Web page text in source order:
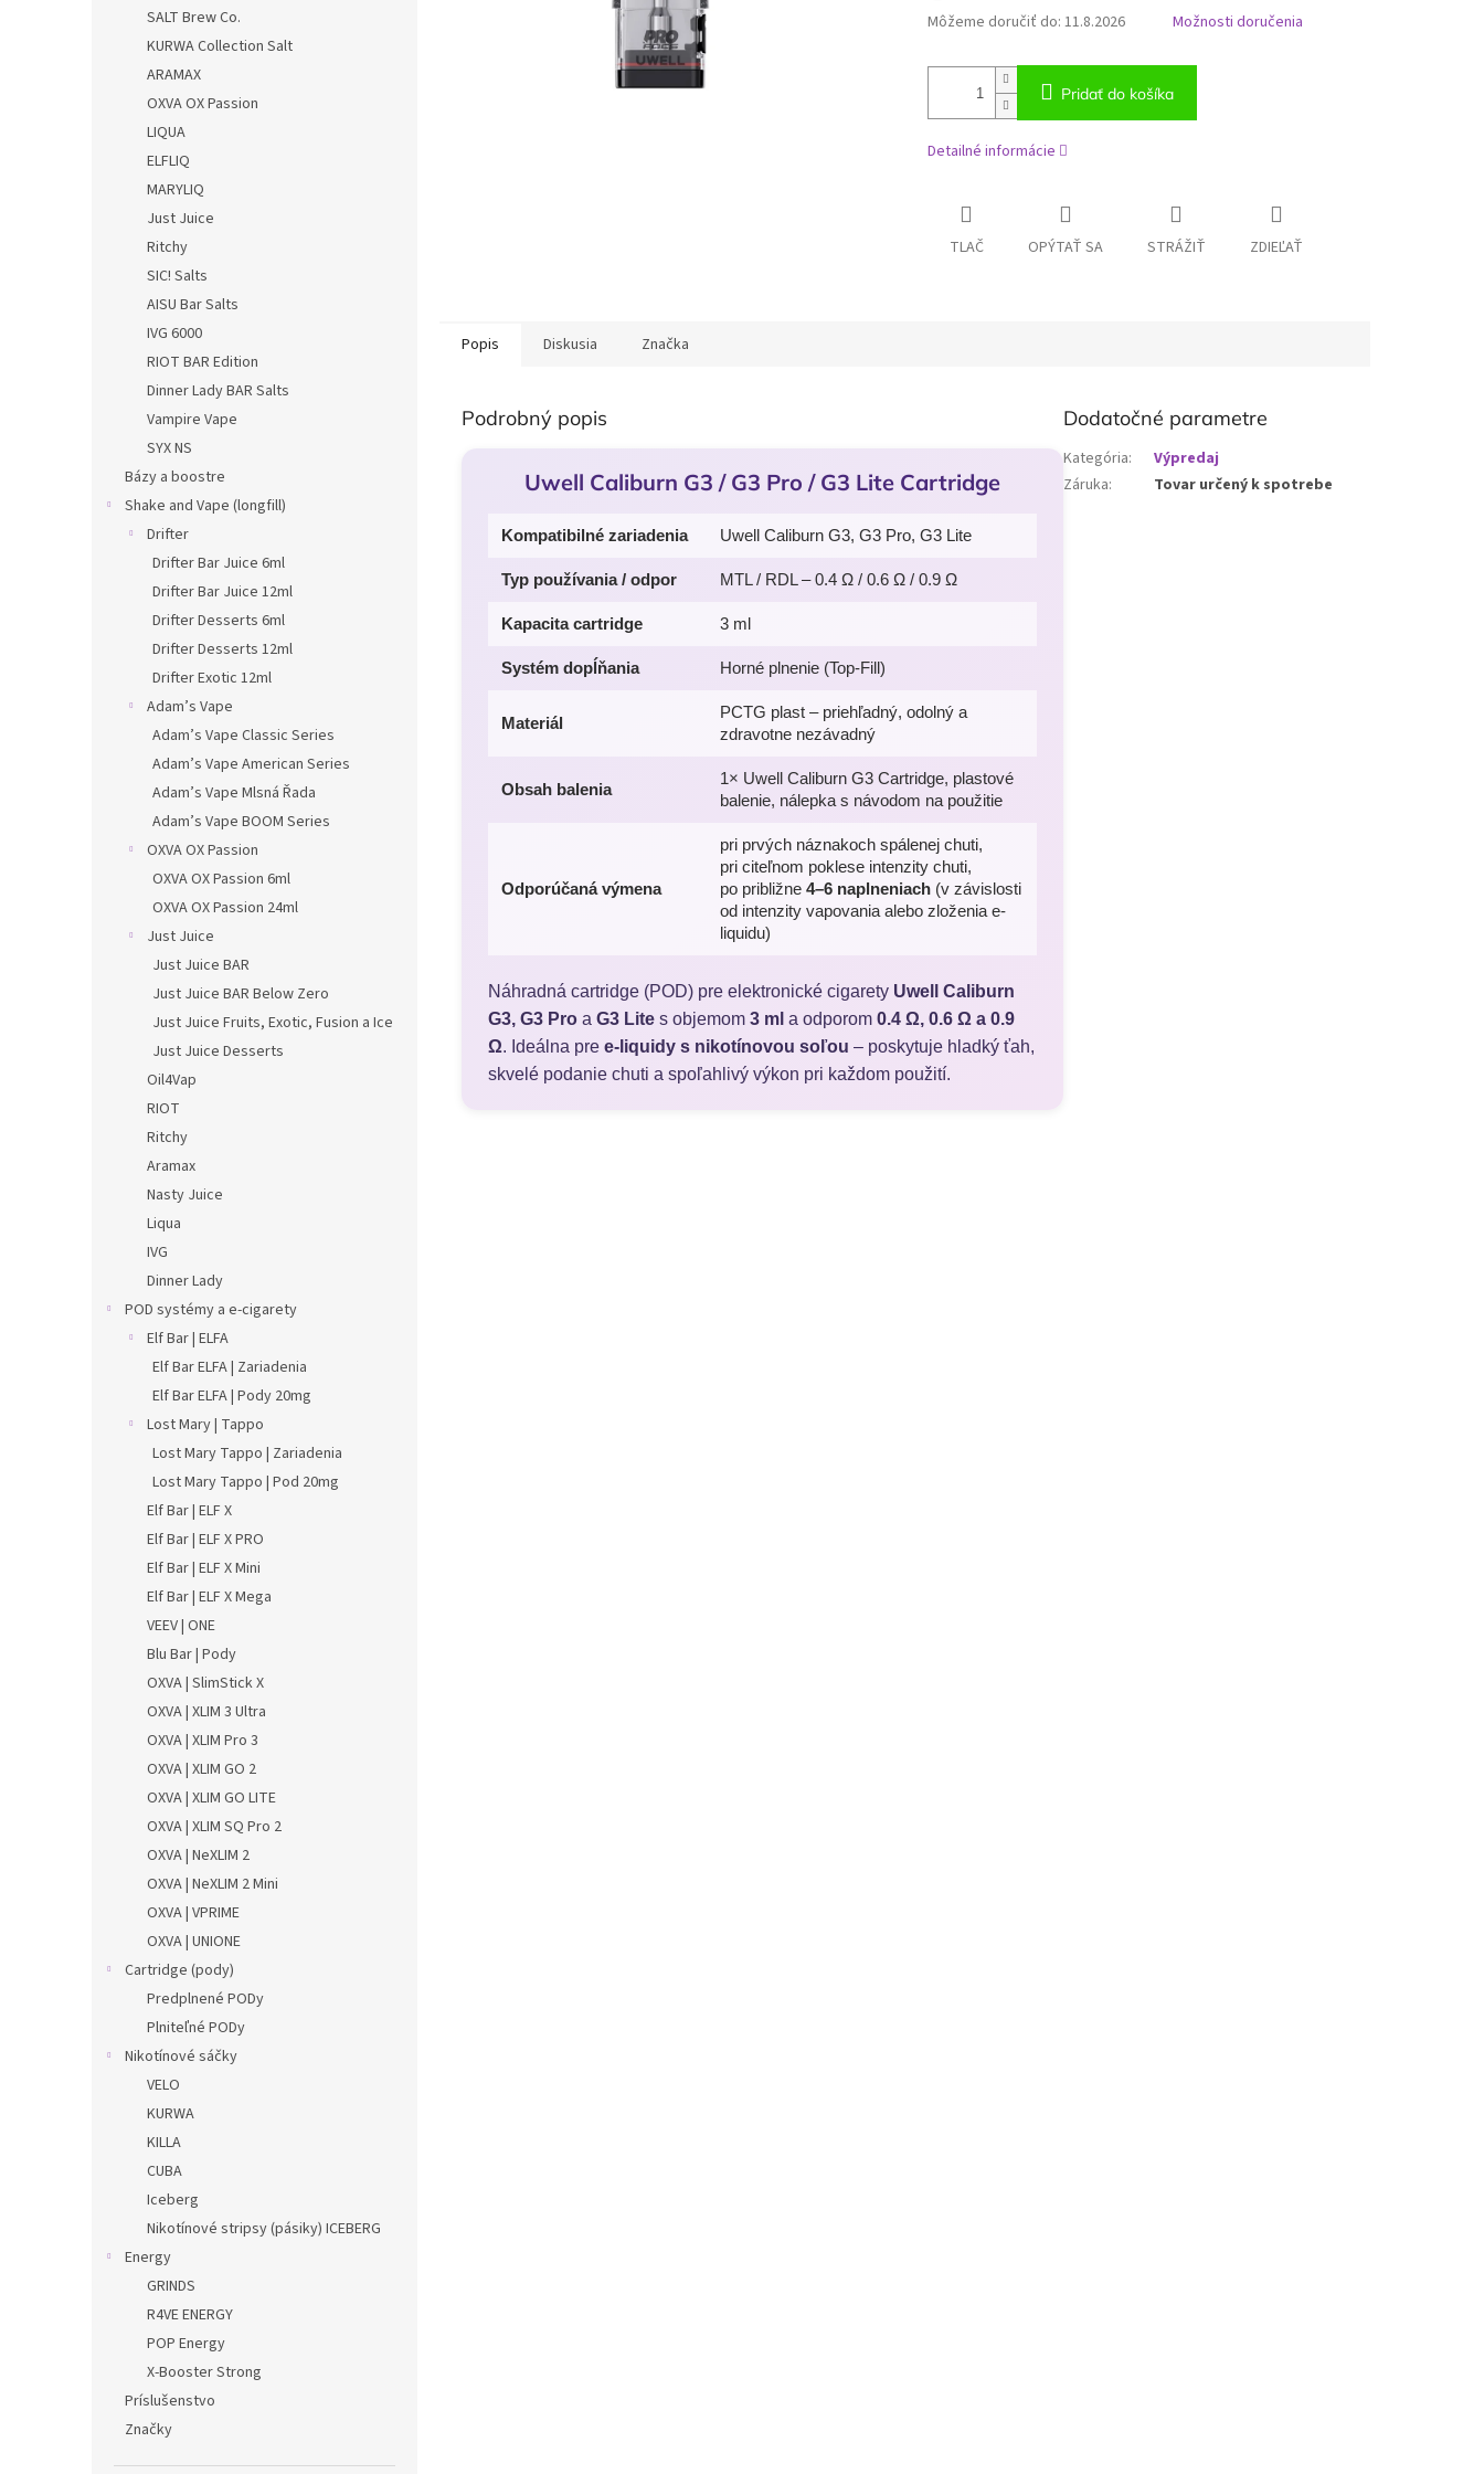
SALT Brew Co.
KURWA Collection Salt
ARAMAX
OXVA OX Passion
LIQUA
ELFLIQ
MARYLIQ
Just Juice
Ritchy
SIC! Salts
AISU Bar Salts
IVG 6000
RIOT BAR Edition
Dinner Lady BAR Salts
Vampire Vape
SYX NS
Bázy a boostre
Shake and Vape (longfill)
Drifter
Drifter Bar Juice 6ml
Drifter Bar Juice 12ml
Drifter Desserts 6ml
Drifter Desserts 12ml
Drifter Exotic 12ml
Adam’s Vape
Adam’s Vape Classic Series
Adam’s Vape American Series
Adam’s Vape Mlsná Řada
Adam’s Vape BOOM Series
OXVA OX Passion
OXVA OX Passion 6ml
OXVA OX Passion 24ml
Just Juice
Just Juice BAR
Just Juice BAR Below Zero
Just Juice Fruits, Exotic, Fusion a Ice
Just Juice Desserts
Oil4Vap
RIOT
Ritchy
Aramax
Nasty Juice
Liqua
IVG
Dinner Lady
POD systémy a e-cigarety
Elf Bar | ELFA
Elf Bar ELFA | Zariadenia
Elf Bar ELFA | Pody 20mg
Lost Mary | Tappo
Lost Mary Tappo | Zariadenia
Lost Mary Tappo | Pod 20mg
Elf Bar | ELF X
Elf Bar | ELF X PRO
Elf Bar | ELF X Mini
Elf Bar | ELF X Mega
VEEV | ONE
Blu Bar | Pody
OXVA | SlimStick X
OXVA | XLIM 3 Ultra
OXVA | XLIM Pro 3
OXVA | XLIM GO 2
OXVA | XLIM GO LITE
OXVA | XLIM SQ Pro 2
OXVA | NeXLIM 2
OXVA | NeXLIM 2 Mini
OXVA | VPRIME
OXVA | UNIONE
Cartridge (pody)
Predplnené PODy
Plniteľné PODy
Nikotínové sáčky
VELO
KURWA
KILLA
CUBA
Iceberg
Nikotínové stripsy (pásiky) ICEBERG
Energy
GRINDS
R4VE ENERGY
POP Energy
X-Booster Strong
Príslušenstvo
Značky
Môžeme doručiť do: 11.8.2026 Možnosti doručenia
Pridať do košíka
Detailné informácie
TLAČ OPÝTAŤ SA STRÁŽIŤ ZDIEĽAŤ
Popis Diskusia Značka
Podrobný popis
Uwell Caliburn G3 / G3 Pro / G3 Lite Cartridge
Kompatibilné zariadenia Uwell Caliburn G3, G3 Pro, G3 Lite
Typ používania / odpor MTL / RDL – 0.4 Ω / 0.6 Ω / 0.9 Ω
Kapacita cartridge 3 ml
Systém dopĺňania Horné plnenie (Top-Fill)
Materiál
PCTG plast – priehľadný, odolný a
zdravotne nezávadný
Obsah balenia
1× Uwell Caliburn G3 Cartridge, plastové
balenie, nálepka s návodom na použitie
Odporúčaná výmena
pri prvých náznakoch spálenej chuti,
pri citeľnom poklese intenzity chuti,
po približne 4–6 naplneniach (v závislosti
od intenzity vapovania alebo zloženia e-
liquidu)
Náhradná cartridge (POD) pre elektronické cigarety Uwell Caliburn
G3, G3 Pro a G3 Lite s objemom 3 ml a odporom 0.4 Ω, 0.6 Ω a 0.9
Ω. Ideálna pre e-liquidy s nikotínovou soľou – poskytuje hladký ťah,
skvelé podanie chuti a spoľahlivý výkon pri každom použití.
Dodatočné parametre
Kategória:
Výpredaj
Záruka: Tovar určený k spotrebe